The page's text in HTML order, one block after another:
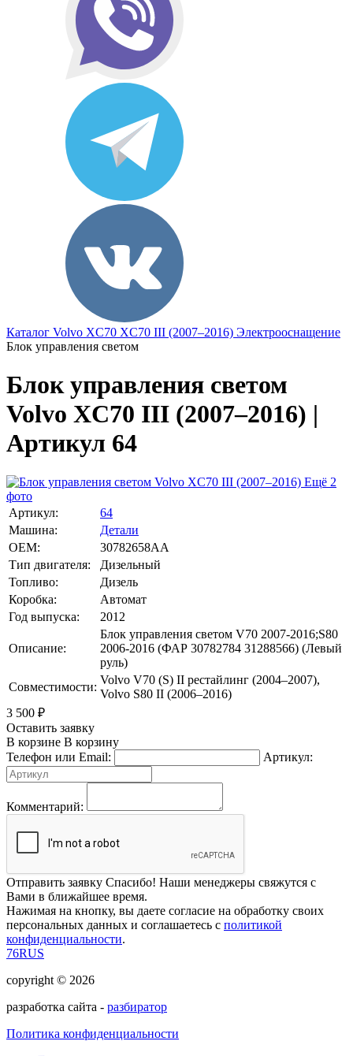
Каталог Volvo XC70 XC70 III (2007–2016) Электрооснащение
Блок управления светом
Блок управления светом
Volvo XC70 III (2007–2016) |
Артикул 64
Ещё 2
фото
Артикул:
64
Машина:
Детали
OEM:
30782658AA
Тип двигателя:
Дизельный
Топливо:
Дизель
Коробка:
Автомат
Год выпуска:
2012
Описание:
Блок управления светом V70 2007-2016;S80
2006-2016 (ФАР 30782784 31288566) (Левый
руль)
Совместимости:
Volvo V70 (S) II рестайлинг (2004–2007),
Volvo S80 II (2006–2016)
3 500 ₽
Оставить заявку
В корзине В корзину
Телефон или Email:
Артикул:
Комментарий:
Отправить заявку Спасибо! Наши менеджеры свяжутся с
Вами в ближайшее время.
Нажимая на кнопку, вы даете согласие на обработку своих
персональных данных и соглашаетесь с политикой
конфиденциальности.
76RUS
copyright © 2026
разработка сайта - разбиратор
Политика конфиденциальности